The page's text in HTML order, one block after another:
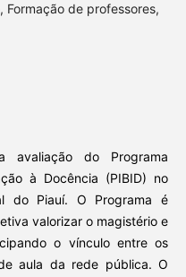
Formação de professores,
avaliação do Programa
à Docência (PIBID) no
do Piauí. O Programa é
valorizar o magistério e
o vínculo entre os
aula da rede pública. O